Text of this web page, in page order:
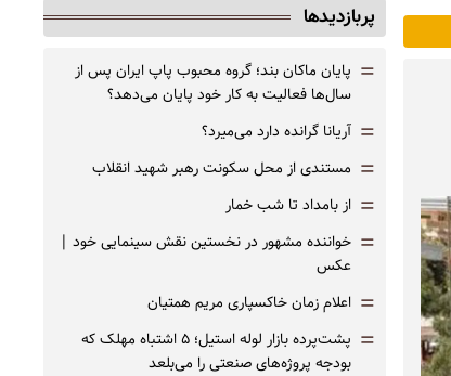
پربازدیدها
= پایان ماکان بند؛ گروه محبوب پاپ ایران پس از
سال‌ها فعالیت به کار خود پایان می‌دهد؟
= آریانا گرانده دارد می‌میرد؟
= مستندی از محل سکونت رهبر شهید انقلاب
= از بامداد تا شب خمار
= خواننده مشهور در نخستین نقش سینمایی خود |‌
عکس
= اعلام زمان خاکسپاری مریم همتیان
=
پشت‌پرده بازار لوله استیل؛ ۵ اشتباه مهلک که
بودجه پروژه‌های صنعتی را می‌بلعد